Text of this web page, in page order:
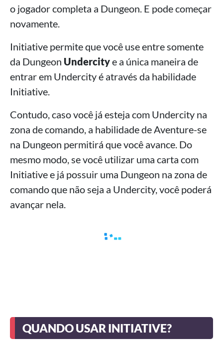
o jogador completa a Dungeon. E pode começar
novamente.
Initiative permite que você use entre somente
da Dungeon Undercitye a única maneira de
entrar em Undercity é através da habilidade
Initiative.
Contudo, caso você já esteja com Undercity na
zona de comando, a habilidade de Aventure-se
na Dungeon permitirá que você avance. Do
mesmo modo, se você utilizar uma carta com
Initiative e já possuir uma Dungeon na zona de
comando que não seja a Undercity, você poderá
avançar nela.
QUANDO USAR INITIATIVE?